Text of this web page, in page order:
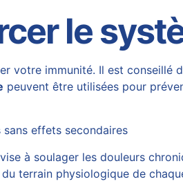
le
votre immunité. Il est conseillé
peuvent être utilisées pour
effets secondaires
à soulager les douleurs
terrain physiologique de